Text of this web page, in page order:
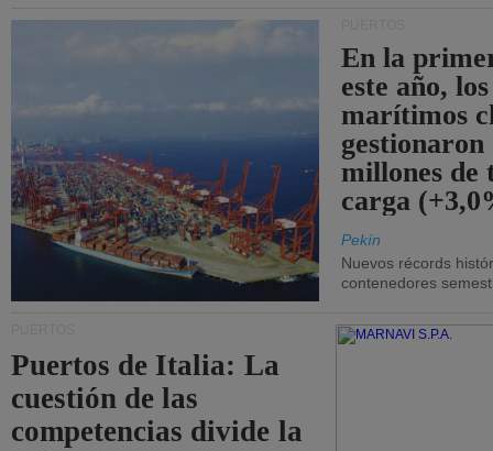
En la
este año,
marítimos
gestionaron
millones de
carga
Pekín
Nuevos récords
contenedores
Puertos de Italia: La
cuestión de las
competencias divide la